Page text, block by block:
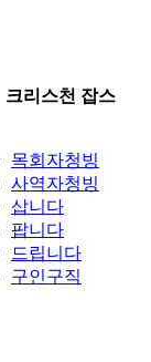
크리스천 잡스
목회자청빙
사역자청빙
삽니다
팝니다
드립니다
구인구직